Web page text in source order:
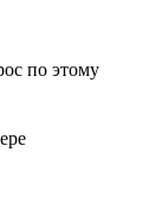
по этому